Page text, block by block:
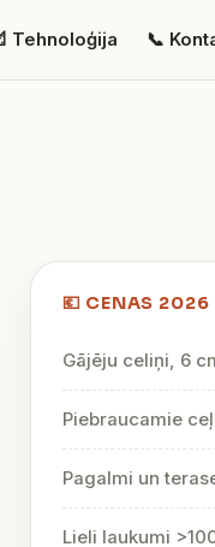
Tehnoloģija 📞
💶 CENAS 2026
Gājēju celiņi, 6
Piebraucamie
Pagalmi un
Lieli laukumi